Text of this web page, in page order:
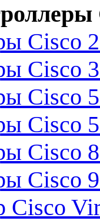
Cisco
Cisco
Cisco
Cisco
Cisco
Cisco
Cisco